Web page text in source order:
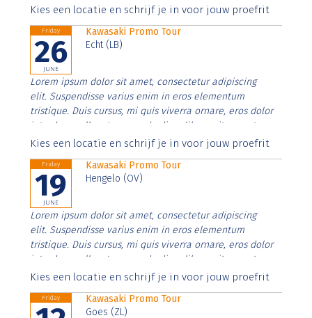
Aenean faucibus nibh et justo cursus id rutrum lorem
Kies een locatie en schrijf je in voor jouw proefrit
Friday
26
JUNE
Kawasaki Promo Tour
Echt (LB)
Lorem ipsum dolor sit amet, consectetur adipiscing
elit. Suspendisse varius enim in eros elementum
tristique. Duis cursus, mi quis viverra ornare, eros dolor
interdum nulla, ut commodo diam libero vitae erat.
Aenean faucibus nibh et justo cursus id rutrum lorem
Kies een locatie en schrijf je in voor jouw proefrit
Friday
19
JUNE
Kawasaki Promo Tour
Hengelo (OV)
Lorem ipsum dolor sit amet, consectetur adipiscing
elit. Suspendisse varius enim in eros elementum
tristique. Duis cursus, mi quis viverra ornare, eros dolor
interdum nulla, ut commodo diam libero vitae erat.
Aenean faucibus nibh et justo cursus id rutrum lorem
Kies een locatie en schrijf je in voor jouw proefrit
Friday
Kawasaki Promo Tour
Goes (ZL)